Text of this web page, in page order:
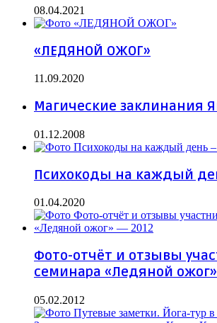
08.04.2021
«ЛЕДЯНОЙ ОЖОГ»
11.09.2020
Магические заклинания
01.12.2008
Психокоды на каждый
01.04.2020
Фото-отчёт и отзывы
семинара «Ледяной
05.02.2012